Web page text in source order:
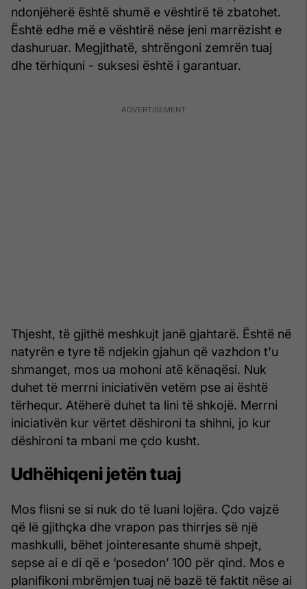
ndonjëherë është shumë e vështirë të zbatohet.
Është edhe më e vështirë nëse jeni marrëzisht e
dashuruar. Megjithatë, shtrëngoni zemrën tuaj
dhe tërhiquni - suksesi është i garantuar.
Thjesht, të gjithë meshkujt janë gjahtarë. Është në
natyrën e tyre të ndjekin gjahun që vazhdon t'u
shmanget, mos ua mohoni atë kënaqësi. Nuk
duhet të merrni iniciativën vetëm pse ai është
tërhequr. Atëherë duhet ta lini të shkojë. Merrni
iniciativën kur vërtet dëshironi ta shihni, jo kur
dëshironi ta mbani me çdo kusht.
Udhëhiqeni jetën tuaj
Mos flisni se si nuk do të luani lojëra. Çdo vajzë
që lë gjithçka dhe vrapon pas thirrjes së një
mashkulli, bëhet jointeresante shumë shpejt,
sepse ai e di që e ‘posedon’ 100 për qind. Mos e
planifikoni mbrëmjen tuaj në bazë të faktit nëse ai